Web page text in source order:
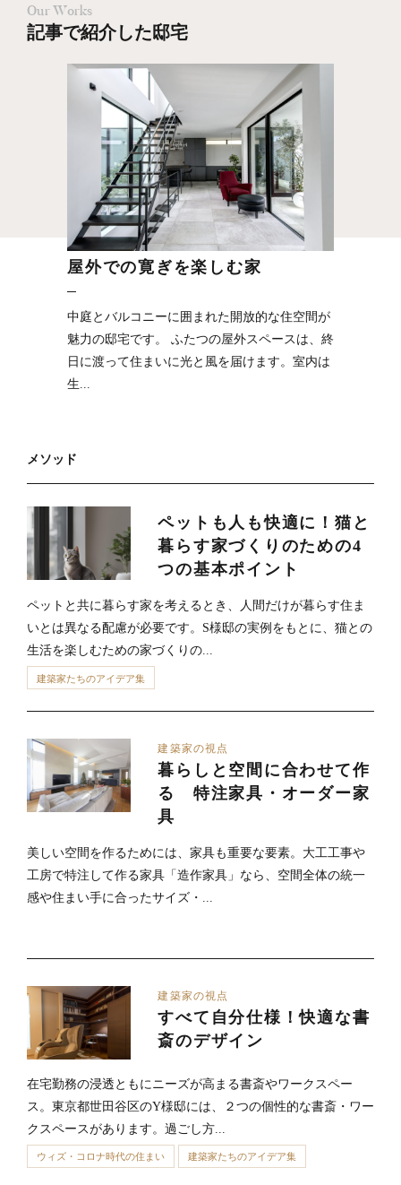
Our Works
記事で紹介した邸宅
屋外での寛ぎを楽しむ家
中庭とバルコニーに囲まれた開放的な住空間が
魅力の邸宅です。 ふたつの屋外スペースは、終
日に渡って住まいに光と風を届けます。室内は
生...
メソッド
ペットも人も快適に！猫と
暮らす家づくりのための4
つの基本ポイント
ペットと共に暮らす家を考えるとき、人間だけが暮らす住ま
いとは異なる配慮が必要です。S様邸の実例をもとに、猫との
生活を楽しむための家づくりの...
建築家たちのアイデア集
建築家の視点
暮らしと空間に合わせて作
る 特注家具・オーダー家
具
美しい空間を作るためには、家具も重要な要素。大工工事や
工房で特注して作る家具「造作家具」なら、空間全体の統一
感や住まい手に合ったサイズ・...
建築家の視点
すべて自分仕様！快適な書
斎のデザイン
在宅勤務の浸透ともにニーズが高まる書斎やワークスペー
ス。東京都世田谷区のY様邸には、２つの個性的な書斎・ワー
クスペースがあります。過ごし方...
ウィズ・コロナ時代の住まい 建築家たちのアイデア集